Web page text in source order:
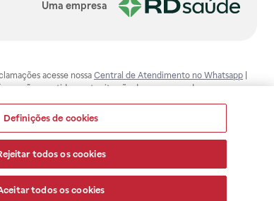
Uma empresa
acesse nossa Central de Atendimento no Whatsapp
contidas neste site não devem ser usadas para
de saúde e prescrever o tratamento adequado. Ao
consultar o site: www.anvisa.gov.br. A Raia Drogasil
são compromissos da Raia Drogasil SA. Todos os pedidos
Definições de cookies
todos os cookies
todos os cookies